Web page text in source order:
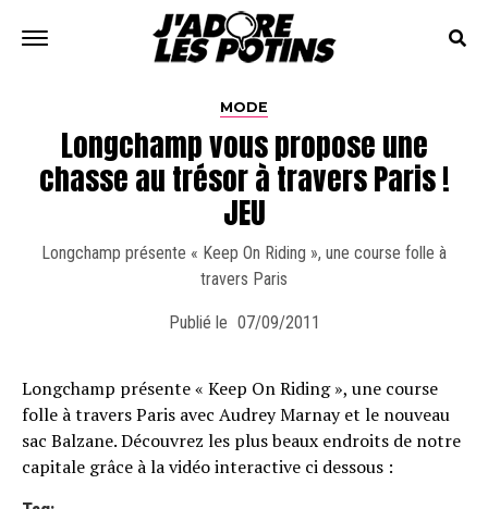
MODE
Longchamp vous propose une
chasse au trésor à travers Paris !
JEU
Longchamp présente « Keep On Riding », une course folle à
travers Paris
Publié le 07/09/2011
Longchamp présente « Keep On Riding », une course
folle à travers Paris avec Audrey Marnay et le nouveau
sac Balzane. Découvrez les plus beaux endroits de notre
capitale grâce à la vidéo interactive ci dessous :